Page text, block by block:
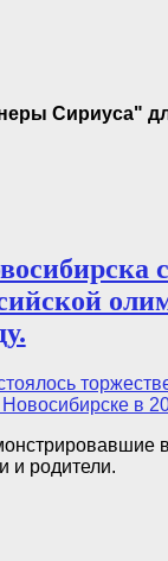
Сириуса"
и родители.